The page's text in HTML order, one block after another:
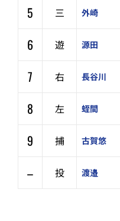
5
三 外崎
6
遊 源田
7
右 長谷川
8
左 蛭間
9
捕 古賀悠
–
投 渡邉